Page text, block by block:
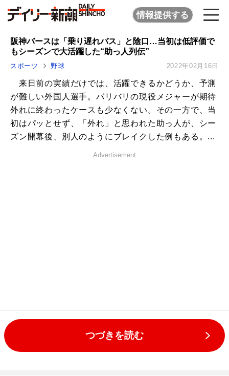
情報提供する
阪神バースは「乗り遅れバス」と陰口…当初は低評価で
もシーズンで大活躍した“助っ人列伝”
スポーツ 野球 2022年02月16日
来日前の実績だけでは、活躍できるかどうか、予測
が難しい外国人選手。バリバリの現役メジャーが期待
外れに終わったケースも少なくない。その一方で、当
初はパッとせず、「外れ」と思われた助っ人が、シー
ズン開幕後、別人のようにブレイクした例もある。...
Advertisement
つづきを読む